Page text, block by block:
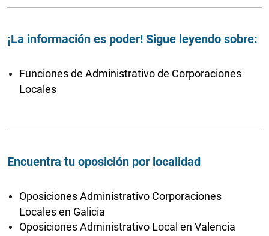
¡La información es poder! Sigue leyendo sobre:
Funciones de Administrativo de Corporaciones
Locales
Encuentra tu oposición por localidad
Oposiciones Administrativo Corporaciones
Locales en Galicia
Oposiciones Administrativo Local en Valencia